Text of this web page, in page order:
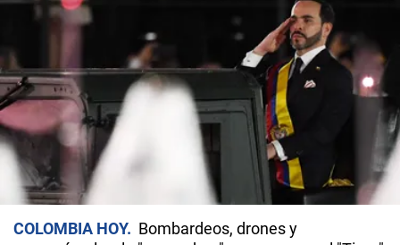
COLOMBIA HOY
Bombardeos, drones y